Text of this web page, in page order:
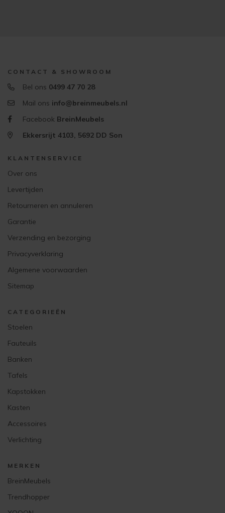
CONTACT & SHOWROOM
Bel ons 0499 47 70 28
Mail ons info@breinmeubels.nl
Facebook BreinMeubels
Ekkersrijt 4103, 5692 DD Son
KLANTENSERVICE
Over ons
Levertijden
Retourneren en annuleren
Garantie
Verzending en bezorging
Privacyverklaring
Algemene voorwaarden
Sitemap
CATEGORIEËN
Stoelen
Fauteuils
Banken
Tafels
Kapstokken
Kasten
Accessoires
Verlichting
MERKEN
BreinMeubels
Trendhopper